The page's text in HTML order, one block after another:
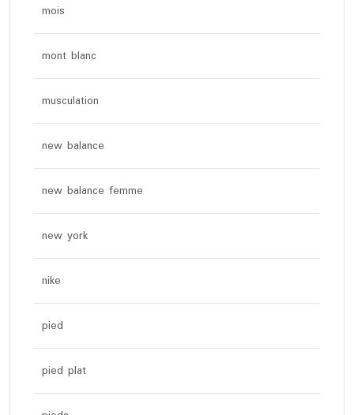
mois
mont blanc
musculation
new balance
new balance femme
new york
nike
pied
pied plat